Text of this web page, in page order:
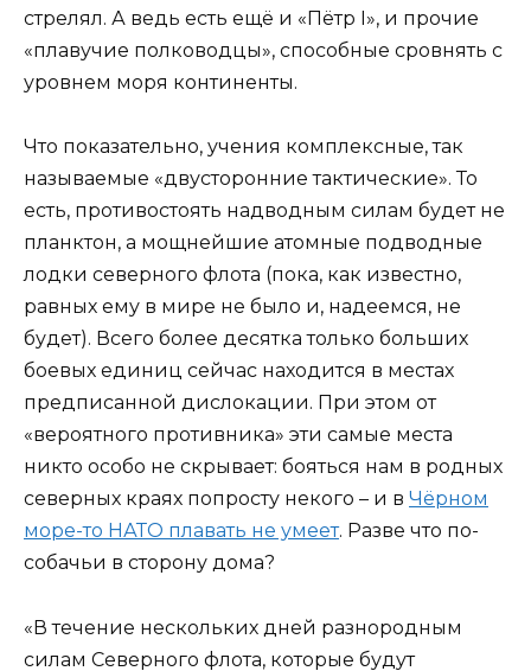
стрелял. А ведь есть ещё и «Пётр I», и прочие
«плавучие полководцы», способные сровнять с
уровнем моря континенты.
Что показательно, учения комплексные, так
называемые «двусторонние тактические». То
есть, противостоять надводным силам будет не
планктон, а мощнейшие атомные подводные
лодки северного флота (пока, как известно,
равных ему в мире не было и, надеемся, не
будет). Всего более десятка только больших
боевых единиц сейчас находится в местах
предписанной дислокации. При этом от
«вероятного противника» эти самые места
никто особо не скрывает: бояться нам в родных
северных краях попросту некого – и в Чёрном
море-то НАТО плавать не умеет. Разве что по-
собачьи в сторону дома?
«В течение нескольких дней разнородным
силам Северного флота, которые будут